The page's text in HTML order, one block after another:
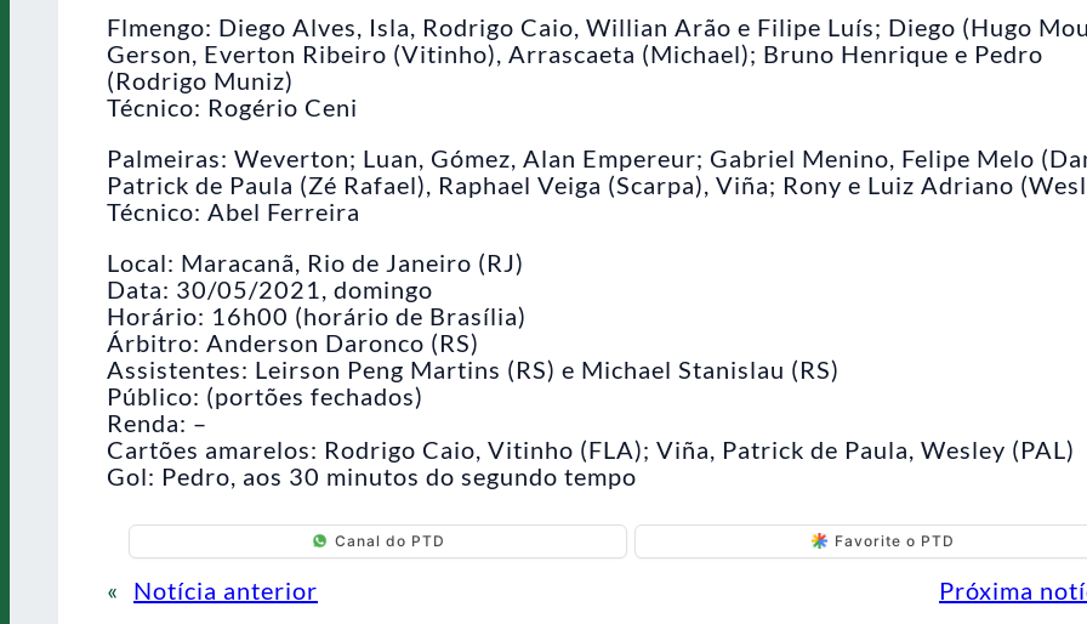
Flmengo: Diego Alves, Isla, Rodrigo Caio, Willian Arão e Filipe Luís; Diego (Hugo
Gerson, Everton Ribeiro (Vitinho), Arrascaeta (Michael); Bruno Henrique e Pedro
(Rodrigo Muniz)
Técnico: Rogério Ceni
Palmeiras: Weverton; Luan, Gómez, Alan Empereur; Gabriel Menino, Felipe Melo
Patrick de Paula (Zé Rafael), Raphael Veiga (Scarpa), Viña; Rony e Luiz Adriano
Técnico: Abel Ferreira
Local: Maracanã, Rio de Janeiro (RJ)
Data: 30/05/2021, domingo
Horário: 16h00 (horário de Brasília)
Árbitro: Anderson Daronco (RS)
Assistentes: Leirson Peng Martins (RS) e Michael Stanislau (RS)
Público: (portões fechados)
Renda: –
Cartões amarelos: Rodrigo Caio, Vitinho (FLA); Viña, Patrick de Paula, Wesley (PAL)
Gol: Pedro, aos 30 minutos do segundo tempo
Canal do PTD Favorite o PTD
« Notícia anterior Próxima